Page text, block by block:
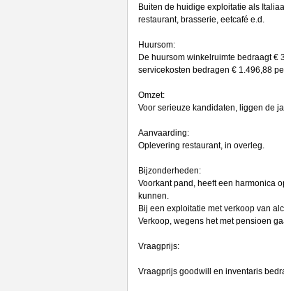
Buiten de huidige exploitatie als
restaurant, brasserie, eetcafé e.d.
Huursom:
De huursom winkelruimte bedraagt €
servicekosten bedragen € 1.496,88
Omzet:
Voor serieuze kandidaten, liggen de
Aanvaarding:
Oplevering restaurant, in overleg.
Bijzonderheden:
Voorkant pand, heeft een harmonica
kunnen.
Bij een exploitatie met verkoop van
Verkoop, wegens het met pensioen
Vraagprijs:
Vraagprijs goodwill en inventaris